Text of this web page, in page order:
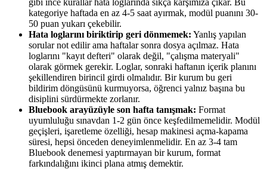
gibi ince kurallar hata loglarında sıkça karşımıza çıkar. Bu
kategoriye haftada en az 4-5 saat ayırmak, modül puanını 30-
50 puan yukarı çekebilir.
Hata loglarını biriktirip geri dönmemek: Yanlış yapılan
sorular not edilir ama haftalar sonra dosya açılmaz. Hata
loglarını "kayıt defteri" olarak değil, "çalışma materyali"
olarak görmek gerekir. Loglar, sonraki haftanın içerik planını
şekillendiren birincil girdi olmalıdır. Bir kurum bu geri
bildirim döngüsünü kurmuyorsa, öğrenci yalnız başına bu
disiplini sürdürmekte zorlanır.
Bluebook arayüzüyle son hafta tanışmak: Format
uyumluluğu sınavdan 1-2 gün önce keşfedilmemelidir. Modül
geçişleri, işaretleme özelliği, hesap makinesi açma-kapama
süresi, hepsi önceden deneyimlenmelidir. En az 3-4 tam
Bluebook denemesi yaptırmayan bir kurum, format
farkındalığını ikinci plana atmış demektir.